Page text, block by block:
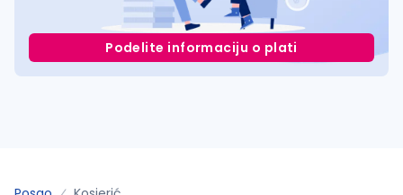
Podelite informaciju o plati